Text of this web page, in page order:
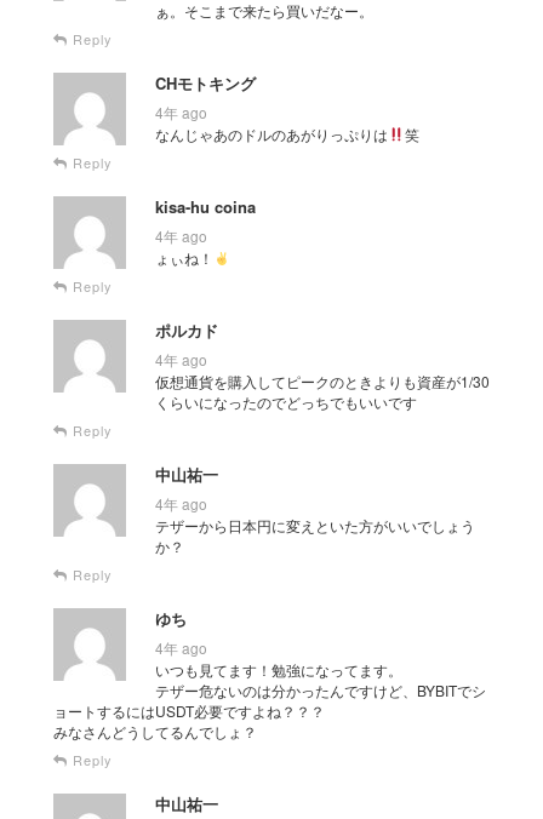
ぁ。そこまで来たら買いだなー。
Reply
CHモトキング
4年 ago
なんじゃあのドルのあがりっぷりは
笑
Reply
kisa-hu coina
4年 ago
ょぃね！
Reply
ポルカド
4年 ago
仮想通貨を購入してピークのときよりも資産が1/30
くらいになったのでどっちでもいいです
Reply
中山祐一
4年 ago
テザーから日本円に変えといた方がいいでしょう
か？
Reply
ゆち
4年 ago
いつも見てます！勉強になってます。
テザー危ないのは分かったんですけど、BYBITでシ
ョートするにはUSDT必要ですよね？？？
みなさんどうしてるんでしょ？
Reply
中山祐一